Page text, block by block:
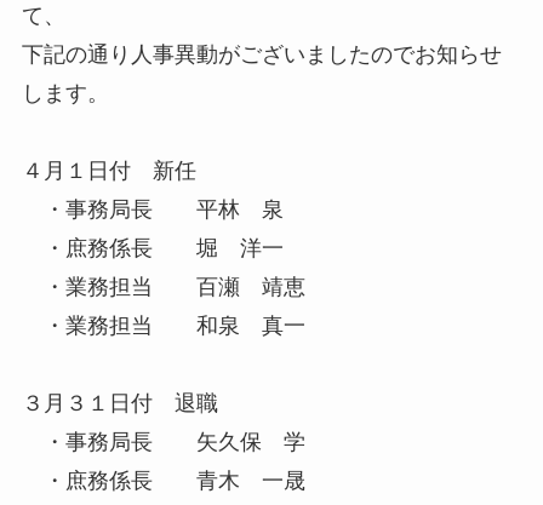
て、
下記の通り人事異動がございましたのでお知らせ
します。
４月１日付 新任
・事務局長 平林 泉
・庶務係長 堀 洋一
・業務担当 百瀬 靖恵
・業務担当 和泉 真一
３月３１日付 退職
・事務局長 矢久保 学
・庶務係長 青木 一晟